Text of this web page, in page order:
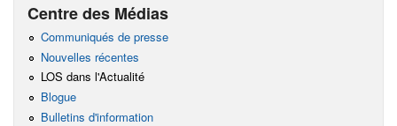
Centre des Médias
Communiqués de presse
Nouvelles récentes
LOS dans l'Actualité
Blogue
Bulletins d'information